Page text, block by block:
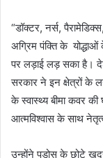
“डॉक्टर, नर्स,
अग्रिम पंक्ति के
पर लड़ाई लड़ सका है।
सरकार ने इन क्षेत्रों के
के स्वास्थ्य बीमा कवर
आत्मविश्वास के साथ
उन्होंने पड़ोस के छोटे